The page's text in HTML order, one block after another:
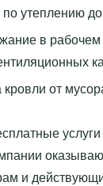
по утеплению
в рабочем
кровли от
услуги
и